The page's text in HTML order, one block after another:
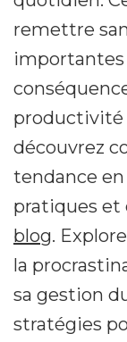
remettre
importantes
productivité
découvrez
tendance
pratiques et
blog.
la
sa gestion
stratégies